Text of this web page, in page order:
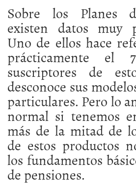
Sobre los Planes
existen datos muy
Uno de ellos hace
prácticamente el
suscriptores de
desconoce sus
particulares. Pero lo
normal si tenemos
más de la mitad de
de estos productos
los fundamentos
de pensiones.